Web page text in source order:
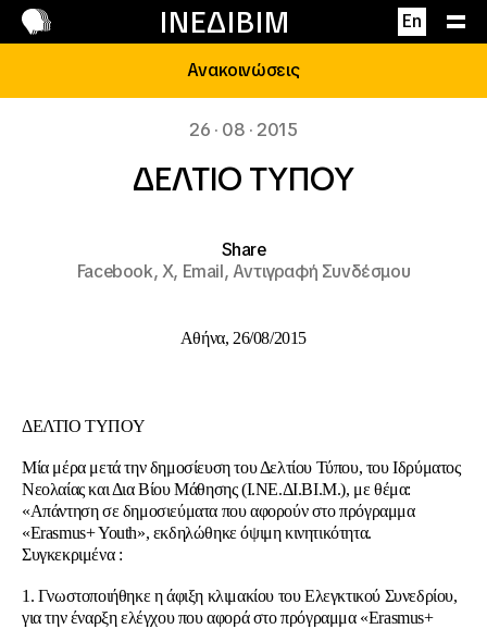
ΙΝΕΔΙΒΙΜ En
Επικοινωνία
Ανακοινώσεις
26 · 08 · 2015
ΔΕΛΤΙΟ ΤΥΠΟΥ
Share
Facebook,X, Email,Αντιγραφή Συνδέσμου
Αθήνα, 26/08/2015
ΔΕΛΤΙΟ ΤΥΠΟΥ
Μία μέρα μετά την δημοσίευση του Δελτίου Τύπου, του Ιδρύματος
Νεολαίας και Δια Βίου Μάθησης (Ι.ΝΕ.ΔΙ.ΒΙ.Μ.), με θέμα:
«Απάντηση σε δημοσιεύματα που αφορούν στο πρόγραμμα
«Erasmus+ Youth», εκδηλώθηκε όψιμη κινητικότητα.
Συγκεκριμένα :
1. Γνωστοποιήθηκε η άφιξη κλιμακίου του Ελεγκτικού Συνεδρίου,
για την έναρξη ελέγχου που αφορά στο πρόγραμμα «Erasmus+